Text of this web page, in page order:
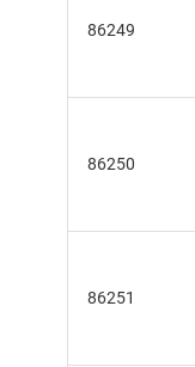
86249
86250
86251